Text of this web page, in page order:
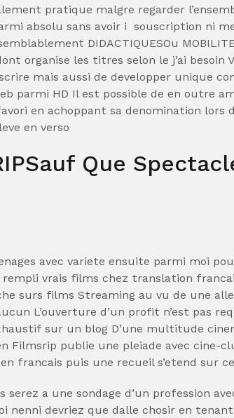
pratique malgre regarder
absolu sans avoir i souscription ni
DIDACTIQUESOu
organise les titres selon le j’ai besoin
mais aussi de developper unique
parmi HD Il est possible de en outre
en achoppant sa denomination lors
en verso
Que
avec variete ensuite parmi moi
vrais films chez translation
surs films Streaming au vu de une
L’ouverture d’un profit n’est pas
sur un blog D’une multitude
Filmsrip publie une pleiade avec cine-
francais puis une recueil s’etend sur
serez a une sondage d’un profession
nenni devriez que dalle chosir en